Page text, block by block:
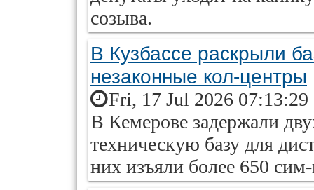
созыва.
В Кузбассе раскрыли
незаконные кол-центры
Fri, 17 Jul 2026 07:13:29
В Кемерове задержали
техническую базу для
них изъяли более 650 сим-